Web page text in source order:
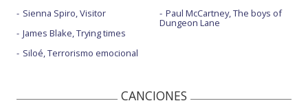
Sienna Spiro, Visitor
James Blake, Trying times
Siloé, Terrorismo emocional
Paul McCartney, The boys of
Dungeon Lane
CANCIONES